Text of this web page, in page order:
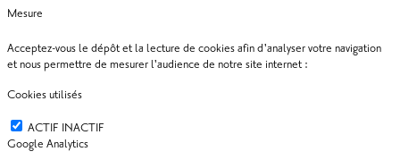
Mesure
Acceptez-vous le dépôt et la lecture de cookies afin d'analyser votre navigation
et nous permettre de mesurer l'audience de notre site internet :
Cookies utilisés
ACTIF INACTIF
Google Analytics